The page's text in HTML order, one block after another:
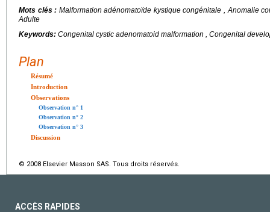
Mots clés : Malformation adénomatoïde kystique congénitale , Anomalie
Adulte
Keywords: Congenital cystic adenomatoid malformation , Congenital
Plan
Résumé
Introduction
Observations
Observation n° 1
Observation n° 2
Observation n° 3
Discussion
© 2008 Elsevier Masson SAS. Tous droits réservés.
ACCÈS RAPIDES